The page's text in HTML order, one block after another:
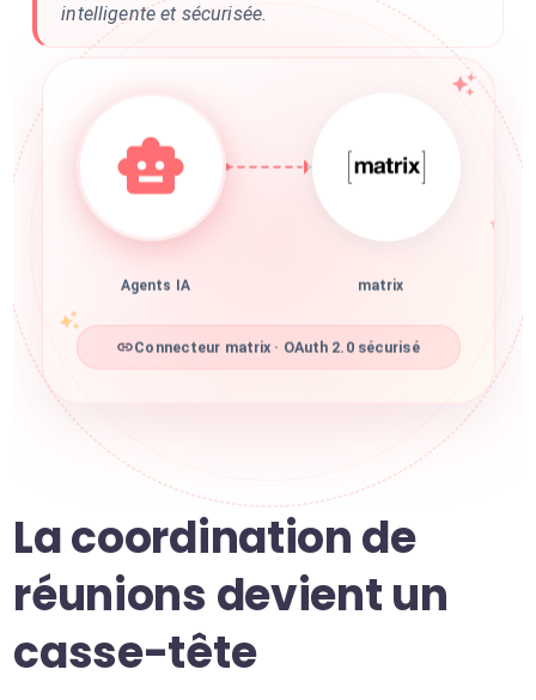
intelligente et sécurisée.
Agents IA matrix
Connecteur matrix · OAuth 2.0 sécurisé
La coordination de
réunions devient un
casse-tête